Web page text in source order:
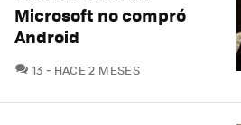
Microsoft no compró
Android
13 COMENTARIOS
HACE 2 MESES